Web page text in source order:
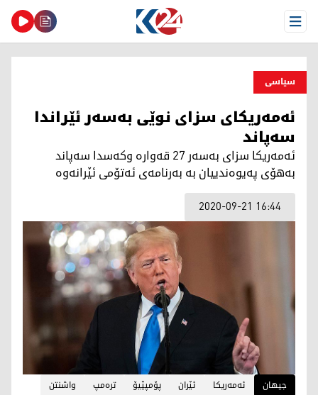
Open Menu
سیاسی
ئەمەریكای سزای نوێی بەسەر ئێراندا
سەپاند
ئەمەریكا سزای بەسەر 27 قەوارە وكەسدا سەپاند
بەھۆی پەیوەندییان بە بەرنامەی ئەتۆمی ئێرانەوە
2020-09-21 16:44
جیهان ئەمەریكا ئێران پۆمپێیۆ ترەمپ واشنتن